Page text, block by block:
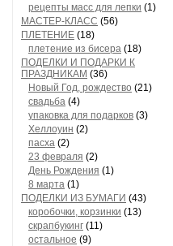
рецепты масс для лепки (1)
МАСТЕР-КЛАСС (56)
ПЛЕТЕНИЕ (18)
плетение из бисера (18)
ПОДЕЛКИ И ПОДАРКИ К
ПРАЗДНИКАМ (36)
Новый Год, рождество (21)
свадьба (4)
упаковка для подарков (3)
Хеллоуин (2)
пасха (2)
23 февраля (2)
День Рождения (1)
8 марта (1)
ПОДЕЛКИ ИЗ БУМАГИ (43)
коробочки, корзинки (13)
скрапбукинг (11)
остальное (9)